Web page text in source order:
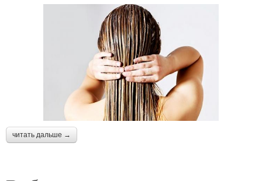
читать дальше →